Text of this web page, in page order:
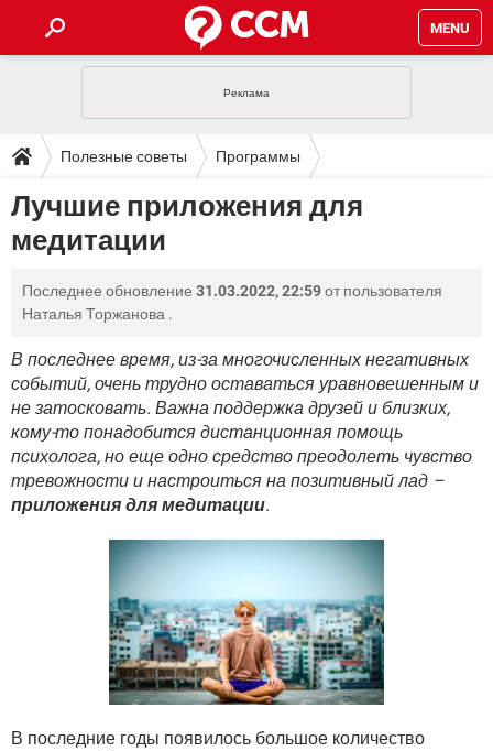
MENU
INSTAGRAM FACEBOOK
ИГРЫ WINDOWS 10
ВКОНТАКТЕ
ПОЛЕЗНЫЕ СОВЕТЫ
TIKTOK TELEGRAM
WHATSAPP INSTAGRAM
FACEBOOK
WINDOWS 10 ВКОНТАКТЕ
YANDEX
ЗАГРУЗКИ
TIKTOK
FACEBOOK
WINDOWS 10
ВИДЕО GOOGLE
YANDEX
ФОРУМ
TIKTOK TELEGRAM
FACEBOOK ИГРЫ
WINDOWS 10 ВКОНТАКТЕ
ВИДЕО GOOGLE
YANDEX
ЭНЦИКЛОПЕДИЯ
WHATSAPP INSTAGRAM
FACEBOOK ИГРЫ
WINDOWS 10 ВКОНТАКТЕ
ВИДЕО GOOGLE
Полезные советы Программы
Лучшие приложения для
медитации
Последнее обновление 31.03.2022, 22:59от пользователя
Наталья Торжанова .
В последнее время, из-за многочисленных негативных
событий, очень трудно оставаться уравновешенным и
не затосковать. Важна поддержка друзей и близких,
кому-то понадобится дистанционная помощь
психолога, но еще одно средство преодолеть чувство
тревожности и настроиться на позитивный лад –
приложения для медитации.
В последние годы появилось большое количество